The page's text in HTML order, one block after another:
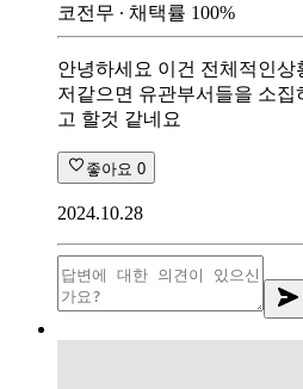
코전무 ∙ 채택률 100%
안녕하세요 이건 전체적인
저같으면 유관부서들을 소
고 할것 같네요
좋아요 0
2024.10.28